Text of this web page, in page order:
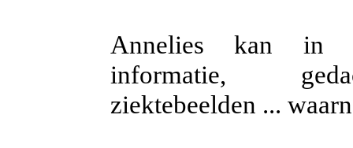
Annelies kan in
informatie,
ziektebeelden ...